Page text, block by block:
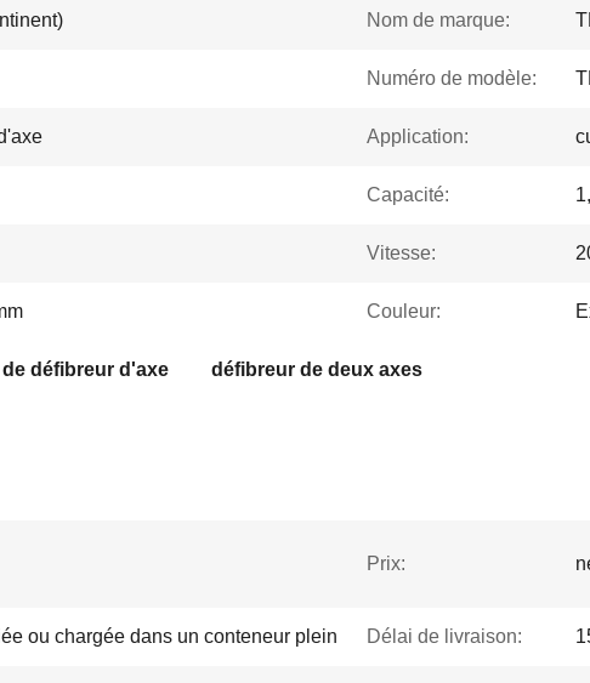
Nom de marque:
Numéro de modèle:
Application:
Capacité:
Vitesse:
Couleur:
défibreur d'axe défibreur de deux axes
Prix:
ou chargée dans un conteneur plein Délai de livraison: